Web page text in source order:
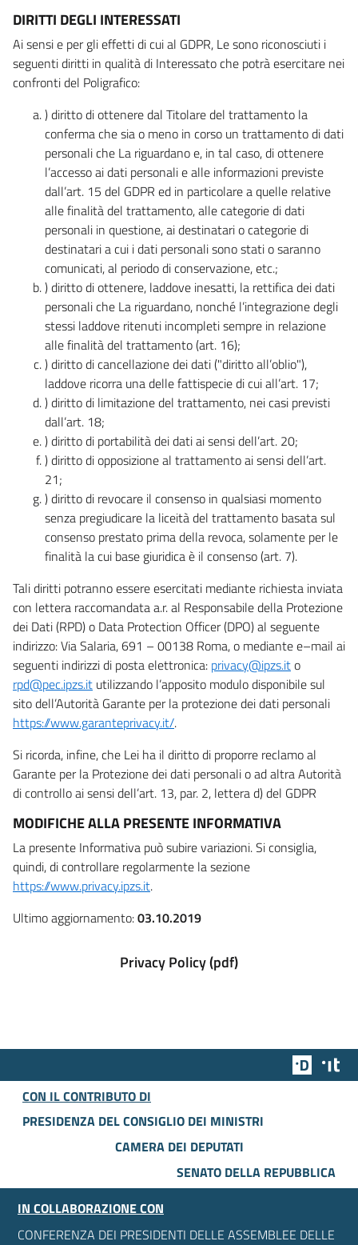
DIRITTI DEGLI INTERESSATI
Ai sensi e per gli effetti di cui al GDPR, Le sono riconosciuti i
seguenti diritti in qualità di Interessato che potrà esercitare nei
confronti del Poligrafico:
) diritto di ottenere dal Titolare del trattamento la
conferma che sia o meno in corso un trattamento di dati
personali che La riguardano e, in tal caso, di ottenere
l’accesso ai dati personali e alle informazioni previste
dall’art. 15 del GDPR ed in particolare a quelle relative
alle finalità del trattamento, alle categorie di dati
personali in questione, ai destinatari o categorie di
destinatari a cui i dati personali sono stati o saranno
comunicati, al periodo di conservazione, etc.;
) diritto di ottenere, laddove inesatti, la rettifica dei dati
personali che La riguardano, nonché l’integrazione degli
stessi laddove ritenuti incompleti sempre in relazione
alle finalità del trattamento (art. 16);
) diritto di cancellazione dei dati ("diritto all’oblio"),
laddove ricorra una delle fattispecie di cui all’art. 17;
) diritto di limitazione del trattamento, nei casi previsti
dall’art. 18;
) diritto di portabilità dei dati ai sensi dell’art. 20;
) diritto di opposizione al trattamento ai sensi dell’art.
21;
) diritto di revocare il consenso in qualsiasi momento
senza pregiudicare la liceità del trattamento basata sul
consenso prestato prima della revoca, solamente per le
finalità la cui base giuridica è il consenso (art. 7).
Tali diritti potranno essere esercitati mediante richiesta inviata
con lettera raccomandata a.r. al Responsabile della Protezione
dei Dati (RPD) o Data Protection Officer (DPO) al seguente
indirizzo: Via Salaria, 691 – 00138 Roma, o mediante e–mail ai
seguenti indirizzi di posta elettronica: privacy@ipzs.ito
rpd@pec.ipzs.it utilizzando l’apposito modulo disponibile sul
sito dell’Autorità Garante per la protezione dei dati personali
https://www.garanteprivacy.it/.
Si ricorda, infine, che Lei ha il diritto di proporre reclamo al
Garante per la Protezione dei dati personali o ad altra Autorità
di controllo ai sensi dell’art. 13, par. 2, lettera d) del GDPR
MODIFICHE ALLA PRESENTE INFORMATIVA
La presente Informativa può subire variazioni. Si consiglia,
quindi, di controllare regolarmente la sezione
https://www.privacy.ipzs.it.
Ultimo aggiornamento:03.10.2019
Privacy Policy (pdf)
Team
CON IL CONTRIBUTO DI
PRESIDENZA DEL CONSIGLIO DEI MINISTRI
CAMERA DEI DEPUTATI
SENATO DELLA REPUBBLICA
IN COLLABORAZIONE CON
CONFERENZA DEI PRESIDENTI DELLE ASSEMBLEE DELLE